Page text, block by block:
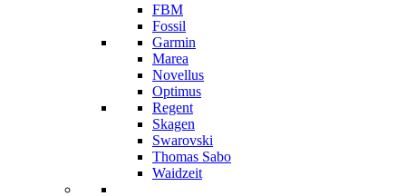
FBM
Fossil
Garmin
Marea
Novellus
Optimus
Regent
Skagen
Swarovski
Thomas Sabo
Waidzeit